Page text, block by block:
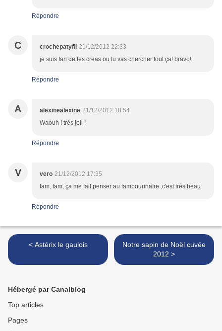
Répondre
C crochepatyfil 21/12/2012 22:33
je suis fan de tes creas ou tu vas chercher tout ça! bravo!
Répondre
A alexinealexine 21/12/2012 18:54
Waouh ! très joli !
Répondre
V vero 21/12/2012 17:35
tam, tam, ça me fait penser au tambourinaïre ,c'est très beau
Répondre
< Astérix le gaulois
Notre sapin de Noël cuvée
2012 >
Hébergé par Canalblog
Top articles
Pages